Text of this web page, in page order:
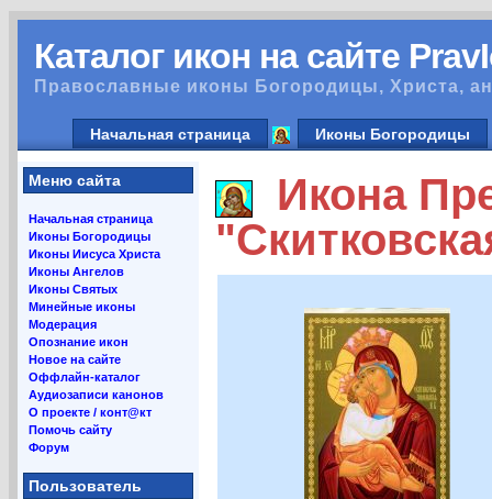
Каталог икон на сайте
Православные иконы Богородицы, Христа,
Начальная страница Иконы Богородицы
Меню сайта
Начальная страница
Иконы Богородицы
Иконы Иисуса Христа
Иконы Ангелов
Иконы Святых
Минейные иконы
Модерация
Опознание икон
Новое на сайте
Оффлайн-каталог
Аудиозаписи канонов
О проекте / конт@кт
Помочь сайту
Форум
Пользователь
Икона